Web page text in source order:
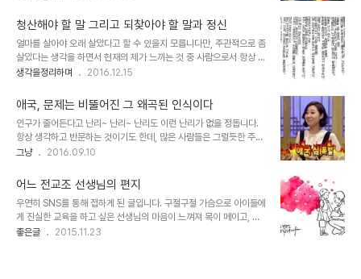
고 그 대세는 쉽게 ..
헤게모니적 관점에서 기인한 건지 모르겠다는 생각과 함께 말이죠. 흔
히 역사란 승자 독식이라고 하는 원칙을 교육이라는 제도를 활용하여
의식과 무의식을 좌우하는 도구로 활용되었다는 의구심 때문입니다.
바로 걱정교과서라 비아냥의 대상으로 전락하고만 현재의 위정자들이
추진한 국정교과서는 아주 딱 맞는 예라고 할 수 있습니다. 그러한 차
서 인간의 욕심은 본능으로 치부되기에 너무나 적절..
청산해야 할 말 그리고 되찾아야 할 말과 정신
얼마를 살아야 오래 살았다고 할 수 있을지 모릅니다만, 주관적으로 좀
살았다는 생각을 하면서 현재의 제가 느끼는 것 중 사람으로서 항상 견
지해야 할 태도는 "강요하지 말아야 한다"는 겁니다. 이렇게 말하는 것
있겠지만요. 개념과 정의는 정말 있는가? 이렇게 이야기하면 따라붙는
또 다른 여지가 있죠. 이는 어떤 생각을 도출해 내는데 장애가 되는 문
제라고 생각합니다. 말하자면 "강요하지 말아야 한다"는 것에도 예외
는 있다고나 할까요? 그렇긴 합니다. 필요에 따라서는 어떤 위기에서
구하고자 하는 경우라면...하지만 이 역시도 그 범위는 아주 한정되어
다. 어쩌면 그건 지금 ..
생각을정리하며 2016.12.15
애국, 문제는 비뚤어진 그 왜곡된 인식이다
인구가 줄어든다고 난리~ 난리~ 난리도 이런 난리가 없을 정돕니다.
항상 생각하고 반문하는 것이기도 한데, 많은 사람들은 그럴듯한 주장
에 대해 별 거부감 없이 받아들입니다. 아마도 세뇌를 시키는 건 그것
다 그 진위 파악을 위해 최소한 그럴듯한 사실에 대한 근거를 살필 필
요가 있다는 생각입니다. 이것이 엄한 상황을 미연에 방지하는 길이기
도 하고, 심지어는 재앙까지도 막을 수 있다고 생각합니다. 그럴듯하게
포장된 사이비들로 인해 벌어진 그간의 일(사건, 사고, 참사)들을 생각
하면 경각심을 갖고서라도 반드시 그래야만 합니다. 우리에게 애국이
그냥 2016.09.10
어느 전교조 선생님의 편지
우연히 SNS를 통해 접하게 된 글입니다. 구절구절 가슴으로 아이들에
게 진실한 교육을 하고 싶은 선생님의 마음이 느껴져 목이 메이고, 마
음 한켠이 아려옵니다. 삶의 구렁텅이 속에서 그저 살아가야 한다는 일
좋은글 2015.11.23